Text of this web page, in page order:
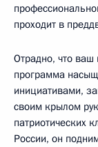
проходит в
Отрадно, что ваш
программа
инициативами,
своим крылом
патриотических
России, он